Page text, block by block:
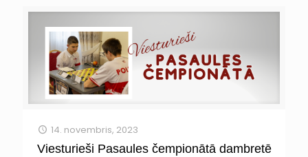
14. novembris, 2023
Viesturieši Pasaules čempionātā dambretē